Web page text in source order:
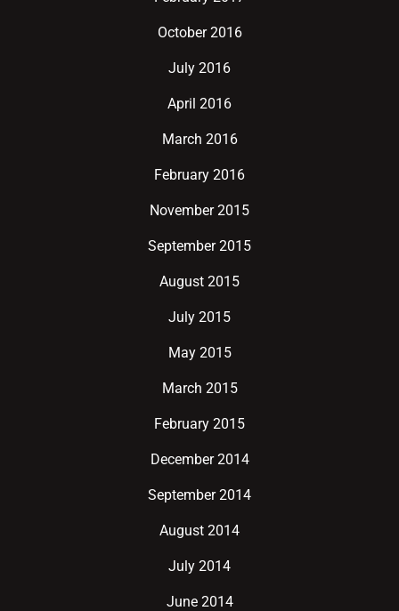
October 2016
July 2016
April 2016
March 2016
February 2016
November 2015
September 2015
August 2015
July 2015
May 2015
March 2015
February 2015
December 2014
September 2014
August 2014
July 2014
June 2014